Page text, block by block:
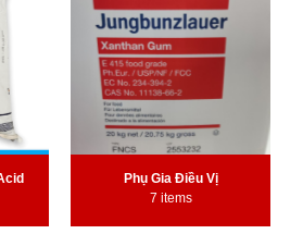
Phụ Gia Điều Vị
7 items